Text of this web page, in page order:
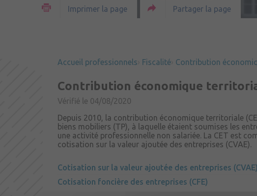
Imprimer la page Partager la page
Accueil professionnels Fiscalité Contribution
Contribution économique
Vérifié le 04/08/2020
Depuis 2010, la contribution économique territoriale
biens mobiliers (TP), à laquelle étaient soumises les
une activité professionnelle non salariée. La CET est
cotisation sur la valeur ajoutée des entreprises (CVAE).
Cotisation sur la valeur ajoutée des entreprises (CVAE)
Cotisation foncière des entreprises (CFE)